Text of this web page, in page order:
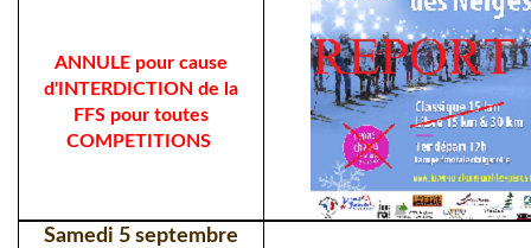
ANNULE pour cause
d'INTERDICTION de la
FFS pour toutes
COMPETITIONS
Samedi 5 septembre